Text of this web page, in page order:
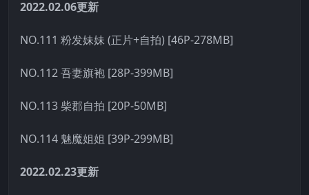
2022.02.06更新
NO.111 粉发妹妹 (正片+自拍) [46P-278MB]
NO.112 吾妻旗袍 [28P-399MB]
NO.113 柴郡自拍 [20P-50MB]
NO.114 魅魔姐姐 [39P-299MB]
2022.02.23更新